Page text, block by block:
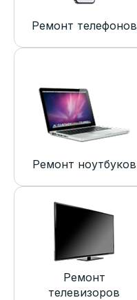
Ремонт телефонов
Ремонт ноутбуков
Ремонт
телевизоров